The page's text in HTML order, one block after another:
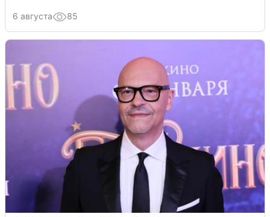
6 августа 85